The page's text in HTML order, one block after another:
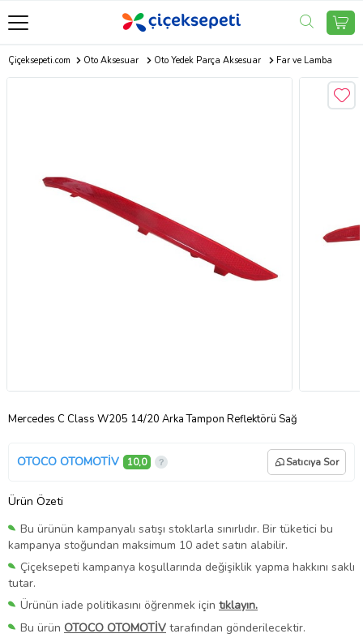
Çiçeksepeti.com Oto Aksesuar Oto Yedek Parça Aksesuar Far ve Lamba
Mercedes C Class W205 14/20 Arka Tampon Reflektörü Sağ
OTOCO OTOMOTİV 10,0 Satıcıya Sor
Ürün Özeti
Bu ürünün kampanyalı satışı stoklarla sınırlıdır. Bir tüketici bu
kampanya stoğundan maksimum 10 adet satın alabilir.
Çiçeksepeti kampanya koşullarında değişiklik yapma hakkını saklı
tutar.
Ürünün iade politikasını öğrenmek için tıklayın.
Bu ürün OTOCO OTOMOTİV tarafından gönderilecektir.